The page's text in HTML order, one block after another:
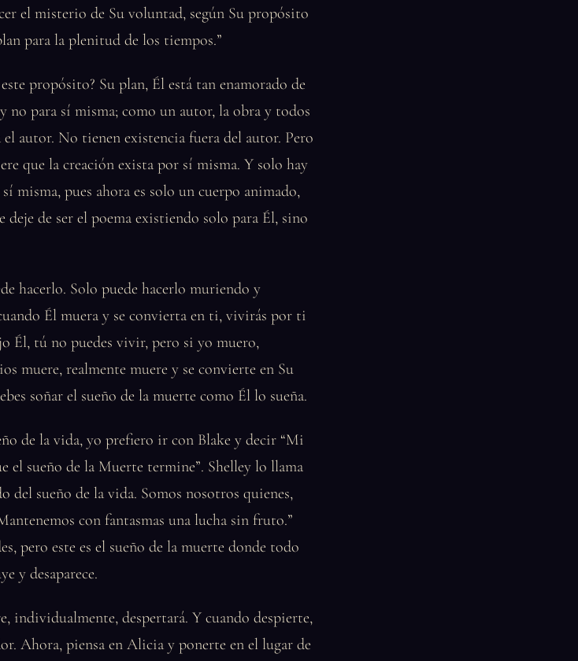
el misterio de Su voluntad, según Su propósito
para la plenitud de los tiempos.”
propósito? Su plan, Él está tan enamorado de
no para sí misma; como un autor, la obra y todos
el autor. No tienen existencia fuera del autor. Pero
que la creación exista por sí misma. Y solo hay
misma, pues ahora es solo un cuerpo animado,
deje de ser el poema existiendo solo para Él, sino
hacerlo. Solo puede hacerlo muriendo y
Él muera y se convierta en ti, vivirás por ti
Él, tú no puedes vivir, pero si yo muero,
muere, realmente muere y se convierte en Su
soñar el sueño de la muerte como Él lo sueña.
de la vida, yo prefiero ir con Blake y decir “Mi
el sueño de la Muerte termine”. Shelley lo llama
del sueño de la vida. Somos nosotros quienes,
con fantasmas una lucha sin fruto.”
pero este es el sueño de la muerte donde todo
y desaparece.
individualmente, despertará. Y cuando despierte,
Ahora, piensa en Alicia y ponerte en el lugar de